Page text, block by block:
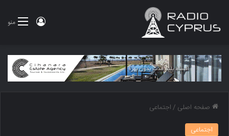
منو ورود
صفحه اصلی /اجتماعی
اجتماعی